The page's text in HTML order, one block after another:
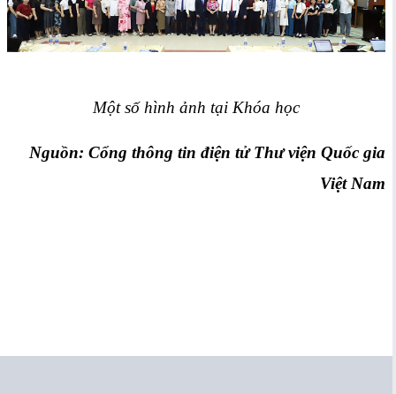
Một số hình ảnh tại Khóa học
Nguồn: Cổng thông tin điện tử Thư viện Quốc gia
Việt Nam